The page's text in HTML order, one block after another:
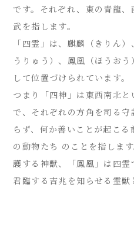
です。それぞれ、東の青龍
武を指します。
「四霊」は、麒麟（きりん
うりゅう）、鳳凰（ほうお
して位置づけられています。
つまり「四神」は東西南北
で、それぞれの方角を司る
らず、何か善いことが起こ
の動物たち のことを指しま
護する神獣、「鳳凰」は四
君臨する吉兆を知らせる霊獣